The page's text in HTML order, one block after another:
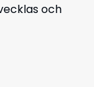
och